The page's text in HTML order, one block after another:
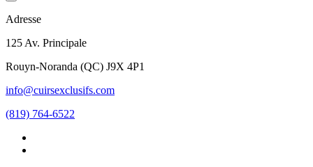
Adresse
125 Av. Principale
Rouyn-Noranda (QC) J9X 4P1
info@cuirsexclusifs.com
(819) 764-6522